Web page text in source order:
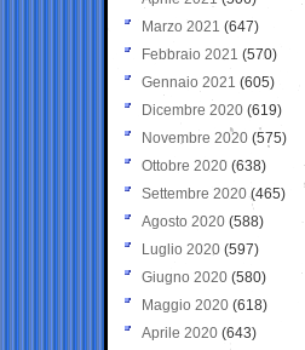
Marzo 2021 (647)
Febbraio 2021 (570)
Gennaio 2021 (605)
Dicembre 2020 (619)
Novembre 2020 (575)
Ottobre 2020 (638)
Settembre 2020(465)
Agosto 2020 (588)
Luglio 2020 (597)
Giugno 2020 (580)
Maggio 2020 (618)
Aprile 2020 (643)